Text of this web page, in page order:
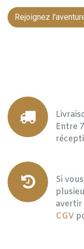
Rejoignez
Entre
Si
avertir
CGV